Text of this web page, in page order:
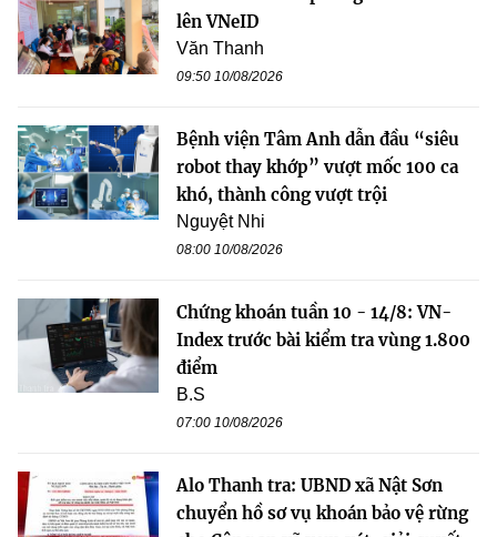
lên VNeID
Văn Thanh
09:50 10/08/2026
Bệnh viện Tâm Anh dẫn đầu “siêu
robot thay khớp” vượt mốc 100 ca
khó, thành công vượt trội
Nguyệt Nhi
08:00 10/08/2026
Chứng khoán tuần 10 - 14/8: VN-
Index trước bài kiểm tra vùng 1.800
điểm
B.S
07:00 10/08/2026
Alo Thanh tra: UBND xã Nật Sơn
chuyển hồ sơ vụ khoán bảo vệ rừng